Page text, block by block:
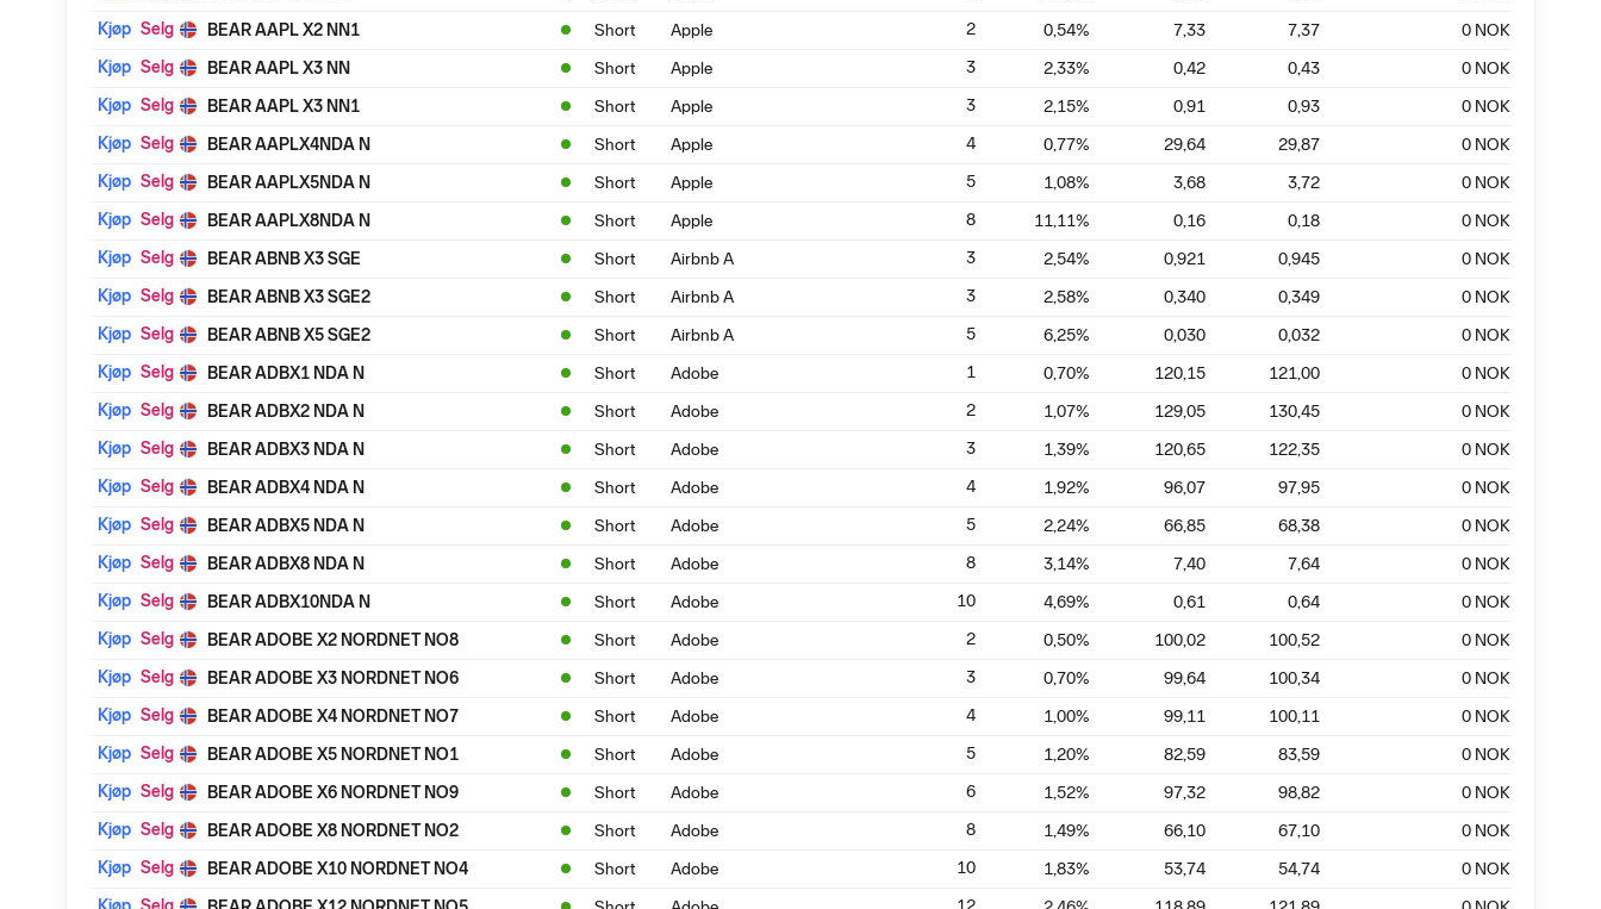
Kjøp Selg BEAR AAPL X2 NN1 Short Apple 2 0,54% 7,33 7,37 0 NOK
Kjøp Selg BEAR AAPL X3 NN Short Apple 3 2,33% 0,42 0,43 0 NOK
Kjøp Selg BEAR AAPL X3 NN1 Short Apple 3 2,15% 0,91 0,93 0 NOK
Kjøp Selg BEAR AAPLX4NDA N Short Apple 4 0,77% 29,64 29,87 0 NOK
Kjøp Selg BEAR AAPLX5NDA N Short Apple 5 1,08% 3,68 3,72 0 NOK
Kjøp Selg BEAR AAPLX8NDA N Short Apple 8 11,11% 0,16 0,18 0 NOK
Kjøp Selg BEAR ABNB X3 SGE Short Airbnb A 3 2,54% 0,921 0,945 0 NOK
Kjøp Selg BEAR ABNB X3 SGE2 Short Airbnb A 3 2,58% 0,340 0,349 0 NOK
Kjøp Selg BEAR ABNB X5 SGE2 Short Airbnb A 5 6,25% 0,030 0,032 0 NOK
Kjøp Selg BEAR ADBX1 NDA N Short Adobe 1 0,70% 120,15 121,00 0 NOK
Kjøp Selg BEAR ADBX2 NDA N Short Adobe 2 1,07% 129,05 130,45 0 NOK
Kjøp Selg BEAR ADBX3 NDA N Short Adobe 3 1,39% 120,65 122,35 0 NOK
Kjøp Selg BEAR ADBX4 NDA N Short Adobe 4 1,92% 96,07 97,95 0 NOK
Kjøp Selg BEAR ADBX5 NDA N Short Adobe 5 2,24% 66,85 68,38 0 NOK
Kjøp Selg BEAR ADBX8 NDA N Short Adobe 8 3,14% 7,40 7,64 0 NOK
Kjøp Selg BEAR ADBX10NDA N Short Adobe 10 4,69% 0,61 0,64 0 NOK
Kjøp Selg BEAR ADOBE X2 NORDNET NO8 Short Adobe 2 0,50% 100,02 100,52 0 NOK
Kjøp Selg BEAR ADOBE X3 NORDNET NO6 Short Adobe 3 0,70% 99,64 100,34 0 NOK
Kjøp Selg BEAR ADOBE X4 NORDNET NO7 Short Adobe 4 1,00% 99,11 100,11 0 NOK
Kjøp Selg BEAR ADOBE X5 NORDNET NO1 Short Adobe 5 1,20% 82,59 83,59 0 NOK
Kjøp Selg BEAR ADOBE X6 NORDNET NO9 Short Adobe 6 1,52% 97,32 98,82 0 NOK
Kjøp Selg BEAR ADOBE X8 NORDNET NO2 Short Adobe 8 1,49% 66,10 67,10 0 NOK
Kjøp Selg BEAR ADOBE X10 NORDNET NO4 Short Adobe 10 1,83% 53,74 54,74 0 NOK